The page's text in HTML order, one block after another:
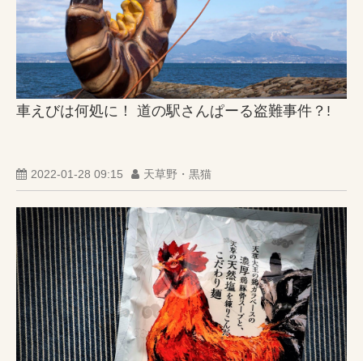
車えびは何処に！ 道の駅さんぱーる盗難事件？!
2022-01-28 09:15 天草野・黒猫